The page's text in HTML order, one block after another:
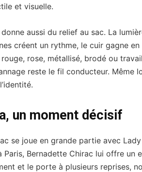
et visuelle.
aussi du relief au sac. La
créent un rythme, le cuir gagne
rose, métallisé, brodé ou
reste le fil conducteur. Même
un moment décisif
se joue en grande partie avec Lady
Bernadette Chirac lui offre un
et le porte à plusieurs reprises,